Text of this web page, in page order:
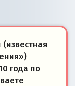
года по